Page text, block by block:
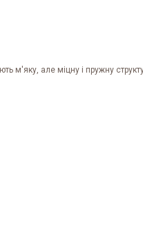
м'яку, але міцну і пружну